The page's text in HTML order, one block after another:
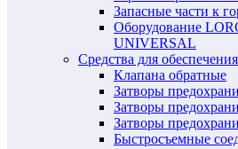
Запасные части к
Оборудование
UNIVERSAL
Средства для
Клапана обратные
Затворы
Затворы
Затворы
Быстросъемные